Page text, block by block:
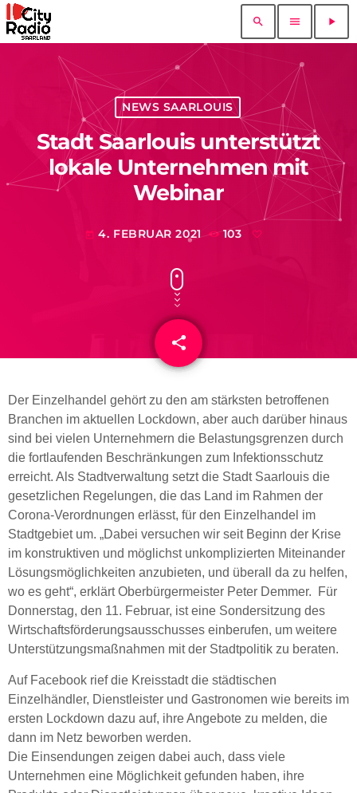
search menu play_arrow
NEWS SAARLOUIS
Stadt Saarlouis unterstützt
lokale Unternehmen mit
Webinar
today 4. FEBRUAR 2021 103
share
email
Der Einzelhandel gehört zu den am stärksten betroffenen
Branchen im aktuellen Lockdown, aber auch darüber hinaus
sind bei vielen Unternehmern die Belastungsgrenzen durch
die fortlaufenden Beschränkungen zum Infektionsschutz
erreicht. Als Stadtverwaltung setzt die Stadt Saarlouis die
gesetzlichen Regelungen, die das Land im Rahmen der
Corona-Verordnungen erlässt, für den Einzelhandel im
Stadtgebiet um. „Dabei versuchen wir seit Beginn der Krise
im konstruktiven und möglichst unkomplizierten Miteinander
Lösungsmöglichkeiten anzubieten, und überall da zu helfen,
wo es geht“, erklärt Oberbürgermeister Peter Demmer. Für
Donnerstag, den 11. Februar, ist eine Sondersitzung des
Wirtschaftsförderungsausschusses einberufen, um weitere
Unterstützungsmaßnahmen mit der Stadtpolitik zu beraten.
Auf Facebook rief die Kreisstadt die städtischen
Einzelhändler, Dienstleister und Gastronomen wie bereits im
ersten Lockdown dazu auf, ihre Angebote zu melden, die
dann im Netz beworben werden.
Die Einsendungen zeigen dabei auch, dass viele
Unternehmen eine Möglichkeit gefunden haben, ihre